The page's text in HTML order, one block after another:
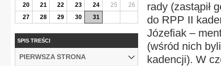
rady (zastąpił
do RPP II
Józefiak –
(wśród nich
kadencji). W
20
21 22 23 24 25
26
27
28 29 30 31
SPIS TREŚCI
PIERWSZA STRONA